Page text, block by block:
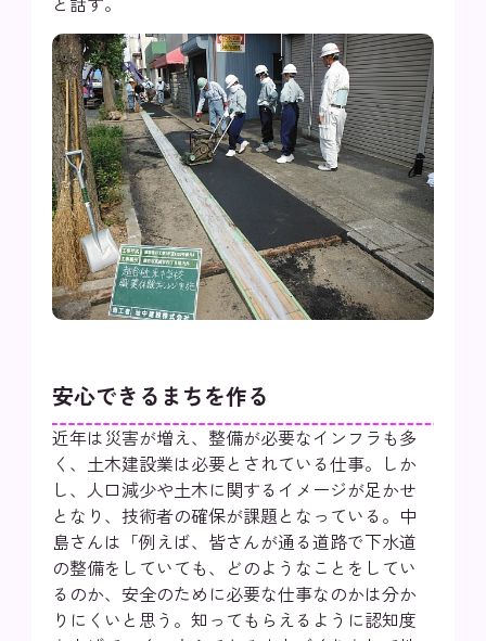
安心できるまちを作る
近年は災害が増え、整備が必要なインフラも多
く、土木建設業は必要とされている仕事。しか
し、人口減少や土木に関するイメージが足かせ
となり、技術者の確保が課題となっている。中
島さんは「例えば、皆さんが通る道路で下水道
の整備をしていても、どのようなことをしてい
るのか、安全のために必要な仕事なのかは分か
りにくいと思う。知ってもらえるように認知度